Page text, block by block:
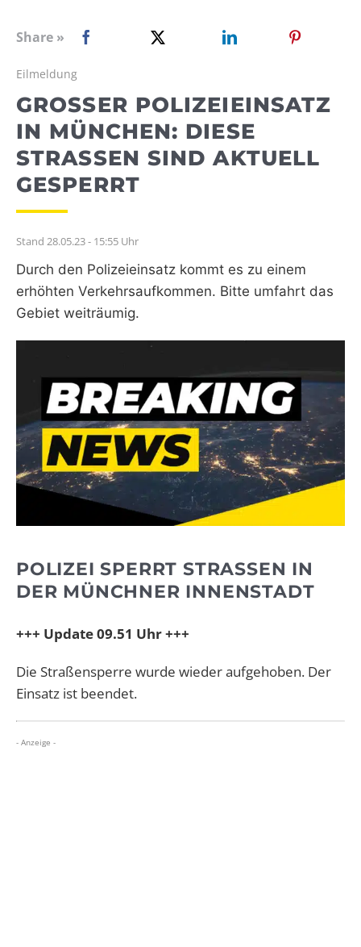
Share »
Eilmeldung
GROSSER POLIZEIEINSATZ I
N MÜNCHEN: DIESE S
TRASSEN SIND AKTUELL GE
SPERRT
Stand 28.05.23 - 15:55 Uhr
Durch den Polizeieinsatz kommt es zu einem
erhöhten Verkehrsaufkommen. Bitte umfahrt das
Gebiet weiträumig.
POLIZEI SPERRT STRASSEN IN D
ER MÜNCHNER INNENSTADT
+++ Update 09.51 Uhr +++
Die Straßensperre wurde wieder aufgehoben. Der
Einsatz ist beendet.
- Anzeige -